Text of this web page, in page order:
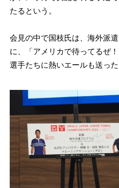
たるという。
会見の中で国枝氏は、海外派
に、「アメリカで待ってるぜ
選手たちに熱いエールも送った